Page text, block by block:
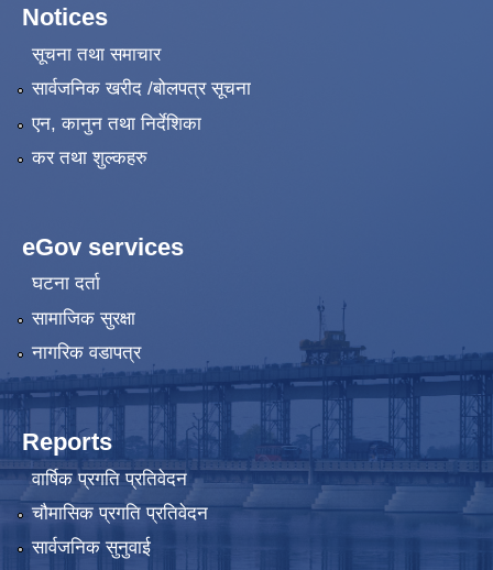
Notices
सूचना तथा समाचार
सार्वजनिक खरीद /बोलपत्र सूचना
एन, कानुन तथा निर्देशिका
कर तथा शुल्कहरु
eGov services
घटना दर्ता
सामाजिक सुरक्षा
नागरिक वडापत्र
Reports
वार्षिक प्रगति प्रतिवेदन
चौमासिक प्रगति प्रतिवेदन
सार्वजनिक सुनुवाई